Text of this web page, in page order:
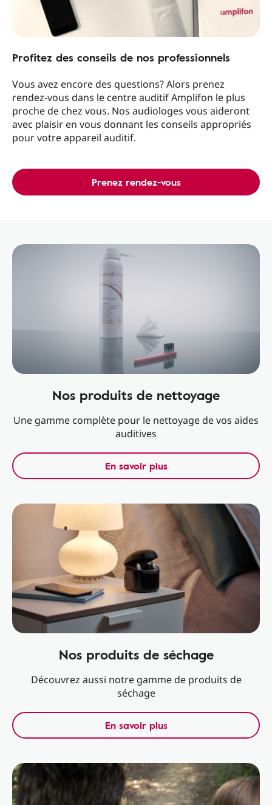
Profitez des conseils de nos professionnels
Vous avez encore des questions? Alors prenez
rendez-vous dans le centre auditif Amplifon le plus
proche de chez vous. Nos audiologes vous aideront
avec plaisir en vous donnant les conseils appropriés
pour votre appareil auditif.
Prenez rendez-vous
Nos produits de nettoyage
Une gamme complète pour le nettoyage de vos aides
auditives
En savoir plus
Nos produits de séchage
Découvrez aussi notre gamme de produits de
séchage
En savoir plus